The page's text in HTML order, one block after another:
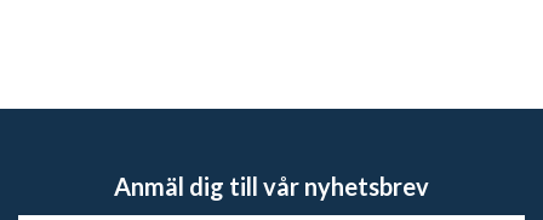
Anmäl dig till vår nyhetsbrev